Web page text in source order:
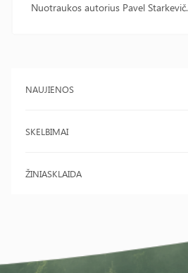
NAUJIENOS
SKELBIMAI
ŽINIASKLAIDA
Nuotraukos autorius Pavel Starkevič.